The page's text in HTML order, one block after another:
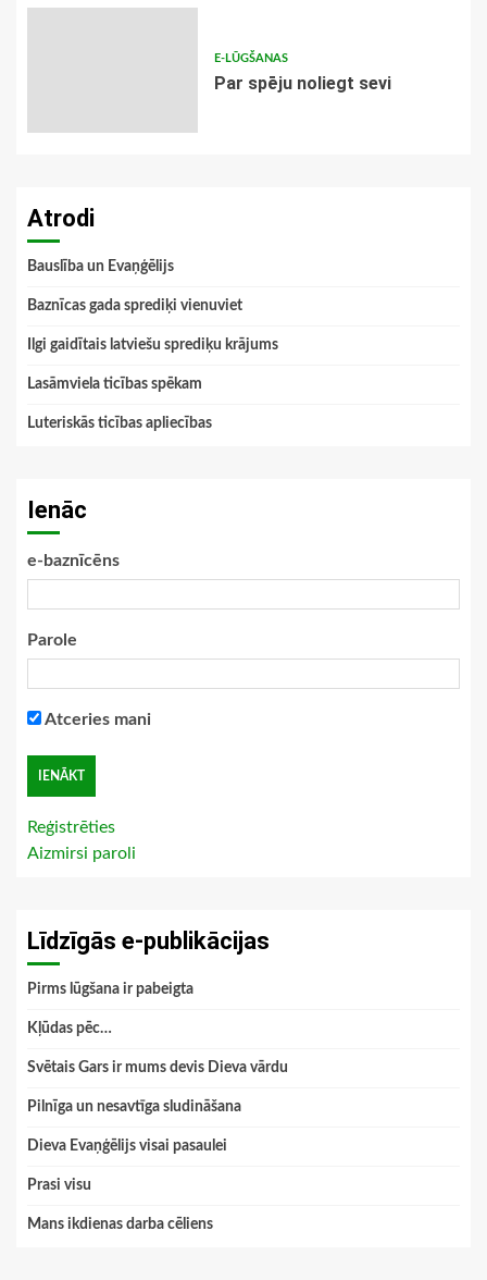
E-LŪGŠANAS
Par spēju noliegt sevi
Atrodi
Bauslība un Evaņģēlijs
Baznīcas gada sprediķi vienuviet
Ilgi gaidītais latviešu sprediķu krājums
Lasāmviela ticības spēkam
Luteriskās ticības apliecības
Ienāc
e-baznīcēns
Parole
Atceries mani
Reģistrēties
Aizmirsi paroli
Līdzīgās e-publikācijas
Pirms lūgšana ir pabeigta
Kļūdas pēc…
Svētais Gars ir mums devis Dieva vārdu
Pilnīga un nesavtīga sludināšana
Dieva Evaņģēlijs visai pasaulei
Prasi visu
Mans ikdienas darba cēliens